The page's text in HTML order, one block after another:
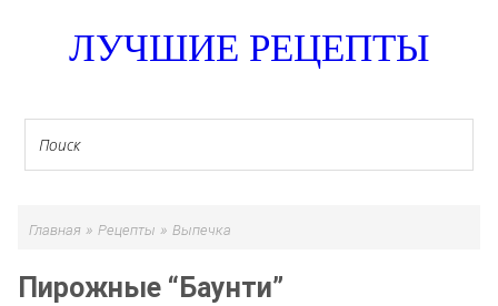
ЛУЧШИЕ РЕЦЕПТЫ
Главная » Рецепты » Выпечка
Пирожные “Баунти”